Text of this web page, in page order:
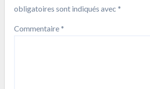
obligatoires sont indiqués avec *
Commentaire*